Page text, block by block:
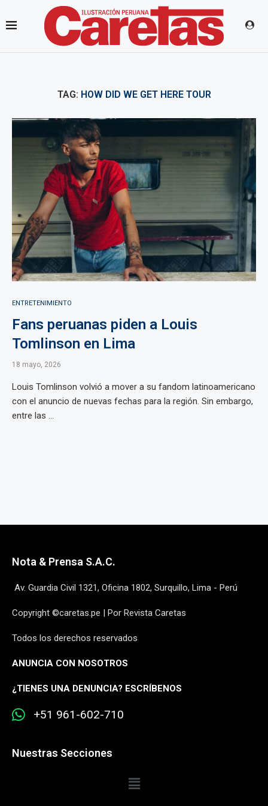
TAG: HOW DID WE GET HERE TOUR
ENTRETENIMIENTO
Fans peruanas piden a Louis
Tomlinson en Lima
18 mayo, 2026
Louis Tomlinson volvió a mover a su fandom latinoamericano
con el anuncio de nuevas fechas para la región. Sin embargo,
entre las ...
Nota & Prensa S.A.C.
Av. Guardia Civil 1321, Oficina 1802, Surquillo, Lima - Perú
Copyright ©caretas.pe | Por Revista Caretas
Todos los derechos reservados
ANUNCIA CON NOSOTROS
¿TIENES UNA DENUNCIA? ESCRÍBENOS
+51 961-602-710
Nuestras Secciones